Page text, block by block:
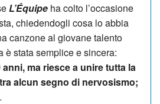
L’Équipe ha colto l’occasione
chiedendogli cosa lo abbia
canzone al giovane talento
è stata semplice e sincera:
ma riesce a unire tutta la
alcun segno di nervosismo;